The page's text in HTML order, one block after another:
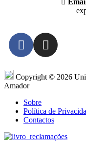
Copyright © 2026
Amador
Sobre
Política de
Contactos